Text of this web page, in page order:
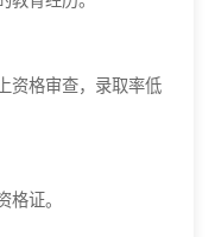
资格审查，录取率低
格证。